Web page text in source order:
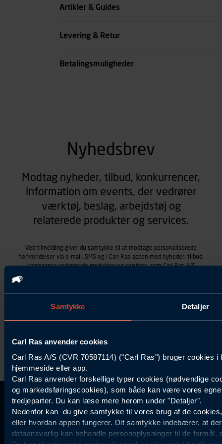
Samtykke Detaljer
Carl Ras anvender cookies
Carl Ras A/S (CVR 70587114) ("Carl Ras") bruger cookies
hjemmeside eller app.
Carl Ras anvender forskellige typer cookies (nødvendige
og markedsføringscookies), som både kan være vores
tredjeparter. Du kan læse mere herom under "Detaljer".
Nedenfor kan du give samtykke til vores brug af de
eller hvordan appen fungerer. Dit samtykke indebærer, at
dataansvarlig kan behandle personoplysninger til de formål,
Artikler & Guides
Levering & Retur
Betalingsmuligheder
Nyhedsbrev
Modtag nyheder, tilbud, konkurrencer,
information om events, der vedrører
værktøj, beslag, arbejdstøj og
relaterede produkter og services.
Ved tilmelding giver du samtykke til at modtage personaliserede
henvendelser via e-mail, SMS og i Carl Ras-appen med nyheder, tilbud,
kampagner vedrørende produkter og services, som Carl Ras A/S
(besøgs- og søgehistorik), samt dine tidligere køb (købshistorik).
behandle ovennævnte personoplysninger. Du kan trække dit
samtykke tilbage ved at trykke "Afmeld" i bunden af hver
Kontakt Kundeservice
44 85 55
11
Information
Carl Ras Gruppen
Om os
Job og karriere
Kundefordele
Bliv kontokunde
Services
Digitale løsninger
Inspiration
Specialisten
Produktløsninger
Certificeret byggeri